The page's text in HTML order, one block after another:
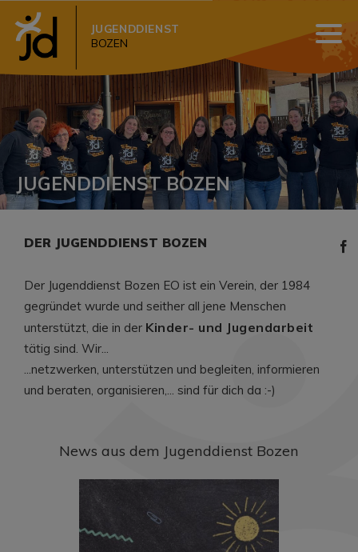
JUGENDDIENST
BOZEN
JUGENDDIENST BOZEN
DER JUGENDDIENST BOZEN
Der Jugenddienst Bozen EO ist ein Verein, der 1984
gegründet wurde und seither all jene Menschen
unterstützt, die in der Kinder- und Jugendarbeit
tätig sind. Wir...
...netzwerken, unterstützen und begleiten, informieren
und beraten, organisieren,... sind für dich da :-)
News aus dem Jugenddienst Bozen